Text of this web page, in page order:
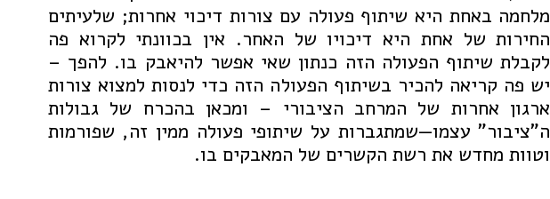
מלחמה באחת היא שיתוף פעולה עם צורות דיכוי אחרות; שלעיתים
החירות של אחת היא דיכויו של האחר. אין בכוונתי לקרוא פה
לקבלת שיתוף הפעולה הזה כנתון שאי אפשר להיאבק בו. להפך –
יש פה קריאה להכיר בשיתוף הפעולה הזה כדי לנסות למצוא צורות
ארגון אחרות של המרחב הציבורי – ומכאן בהכרח של גבולות
ה"ציבור" עצמו—שמתגברות על שיתופי פעולה ממין זה, שפורמות
וטוות מחדש את רשת הקשרים של המאבקים בו.